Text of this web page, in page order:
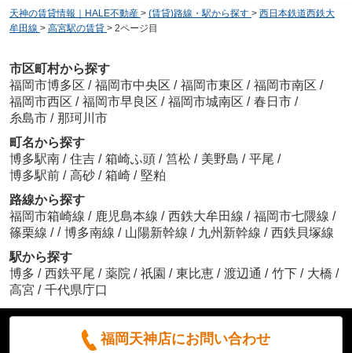
天神の賃貸情報｜HALE不動産 > (賃貸)路線・駅から探す > 西日本鉄道西鉄大
牟田線 > 高宮駅の賃貸 > 2ページ目
市区町村から探す
福岡市博多区 / 福岡市中央区 / 福岡市東区 / 福岡市南区 /
福岡市西区 / 福岡市早良区 / 福岡市城南区 / 春日市 /
糸島市 / 那珂川市
町名から探す
博多駅南 / 住吉 / 箱崎ふ頭 / 筥松 / 美野島 / 平尾 /
博多駅前 / 高砂 / 箱崎 / 堅粕
路線から探す
福岡市箱崎線 / 鹿児島本線 / 西鉄大牟田線 / 福岡市七隈線 /
篠栗線 / / 博多南線 / 山陽新幹線 / 九州新幹線 / 西鉄貝塚線
駅から探す
博多 / 西鉄平尾 / 薬院 / 祇園 / 東比恵 / 渡辺通 / 竹下 / 大橋 /
高宮 / 千代県庁口
福岡天神店にお問い合わせ